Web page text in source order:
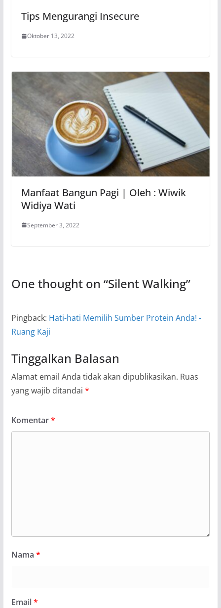
Tips Mengurangi Insecure
Oktober 13, 2022
Manfaat Bangun Pagi | Oleh : Wiwik
Widiya Wati
September 3, 2022
One thought on “Silent Walking”
Pingback: Hati-hati Memilih Sumber Protein Anda! -
Ruang Kaji
Tinggalkan Balasan
Alamat email Anda tidak akan dipublikasikan. Ruas
yang wajib ditandai *
Komentar*
Nama *
Email*